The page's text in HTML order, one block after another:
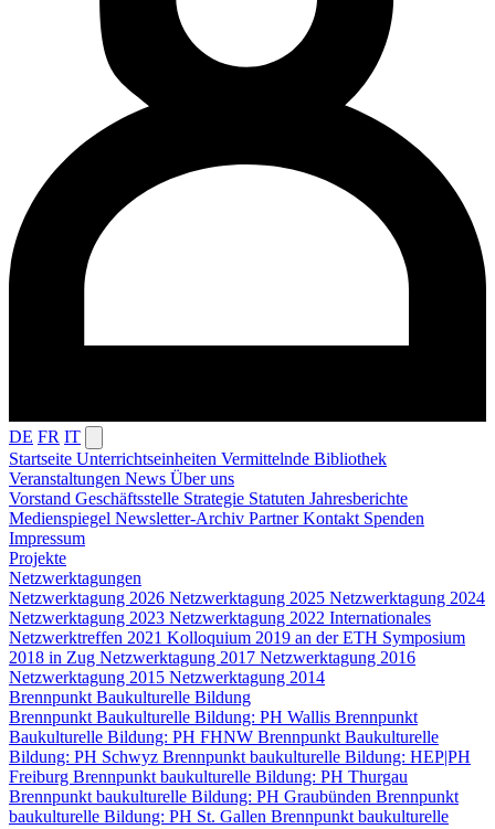
DE FR IT
Startseite Unterrichtseinheiten Vermittelnde Bibliothek
Veranstaltungen News Über uns
Vorstand Geschäftsstelle Strategie Statuten Jahresberichte
Medienspiegel Newsletter-Archiv PartnerKontakt Spenden
Impressum
Projekte
Netzwerktagungen
Netzwerktagung 2026 Netzwerktagung 2025 Netzwerktagung 2024
Netzwerktagung 2023 Netzwerktagung 2022 Internationales
Netzwerktreffen 2021 Kolloquium 2019 an der ETH Symposium
2018 in Zug Netzwerktagung 2017 Netzwerktagung 2016
Netzwerktagung 2015 Netzwerktagung 2014
Brennpunkt Baukulturelle Bildung
Brennpunkt Baukulturelle Bildung: PH Wallis Brennpunkt
Baukulturelle Bildung: PH FHNW Brennpunkt Baukulturelle
Bildung: PH Schwyz Brennpunkt baukulturelle Bildung: HEP|PH
Freiburg Brennpunkt baukulturelle Bildung: PH Thurgau
Brennpunkt baukulturelle Bildung: PH Graubünden Brennpunkt
baukulturelle Bildung: PH St. Gallen Brennpunkt baukulturelle